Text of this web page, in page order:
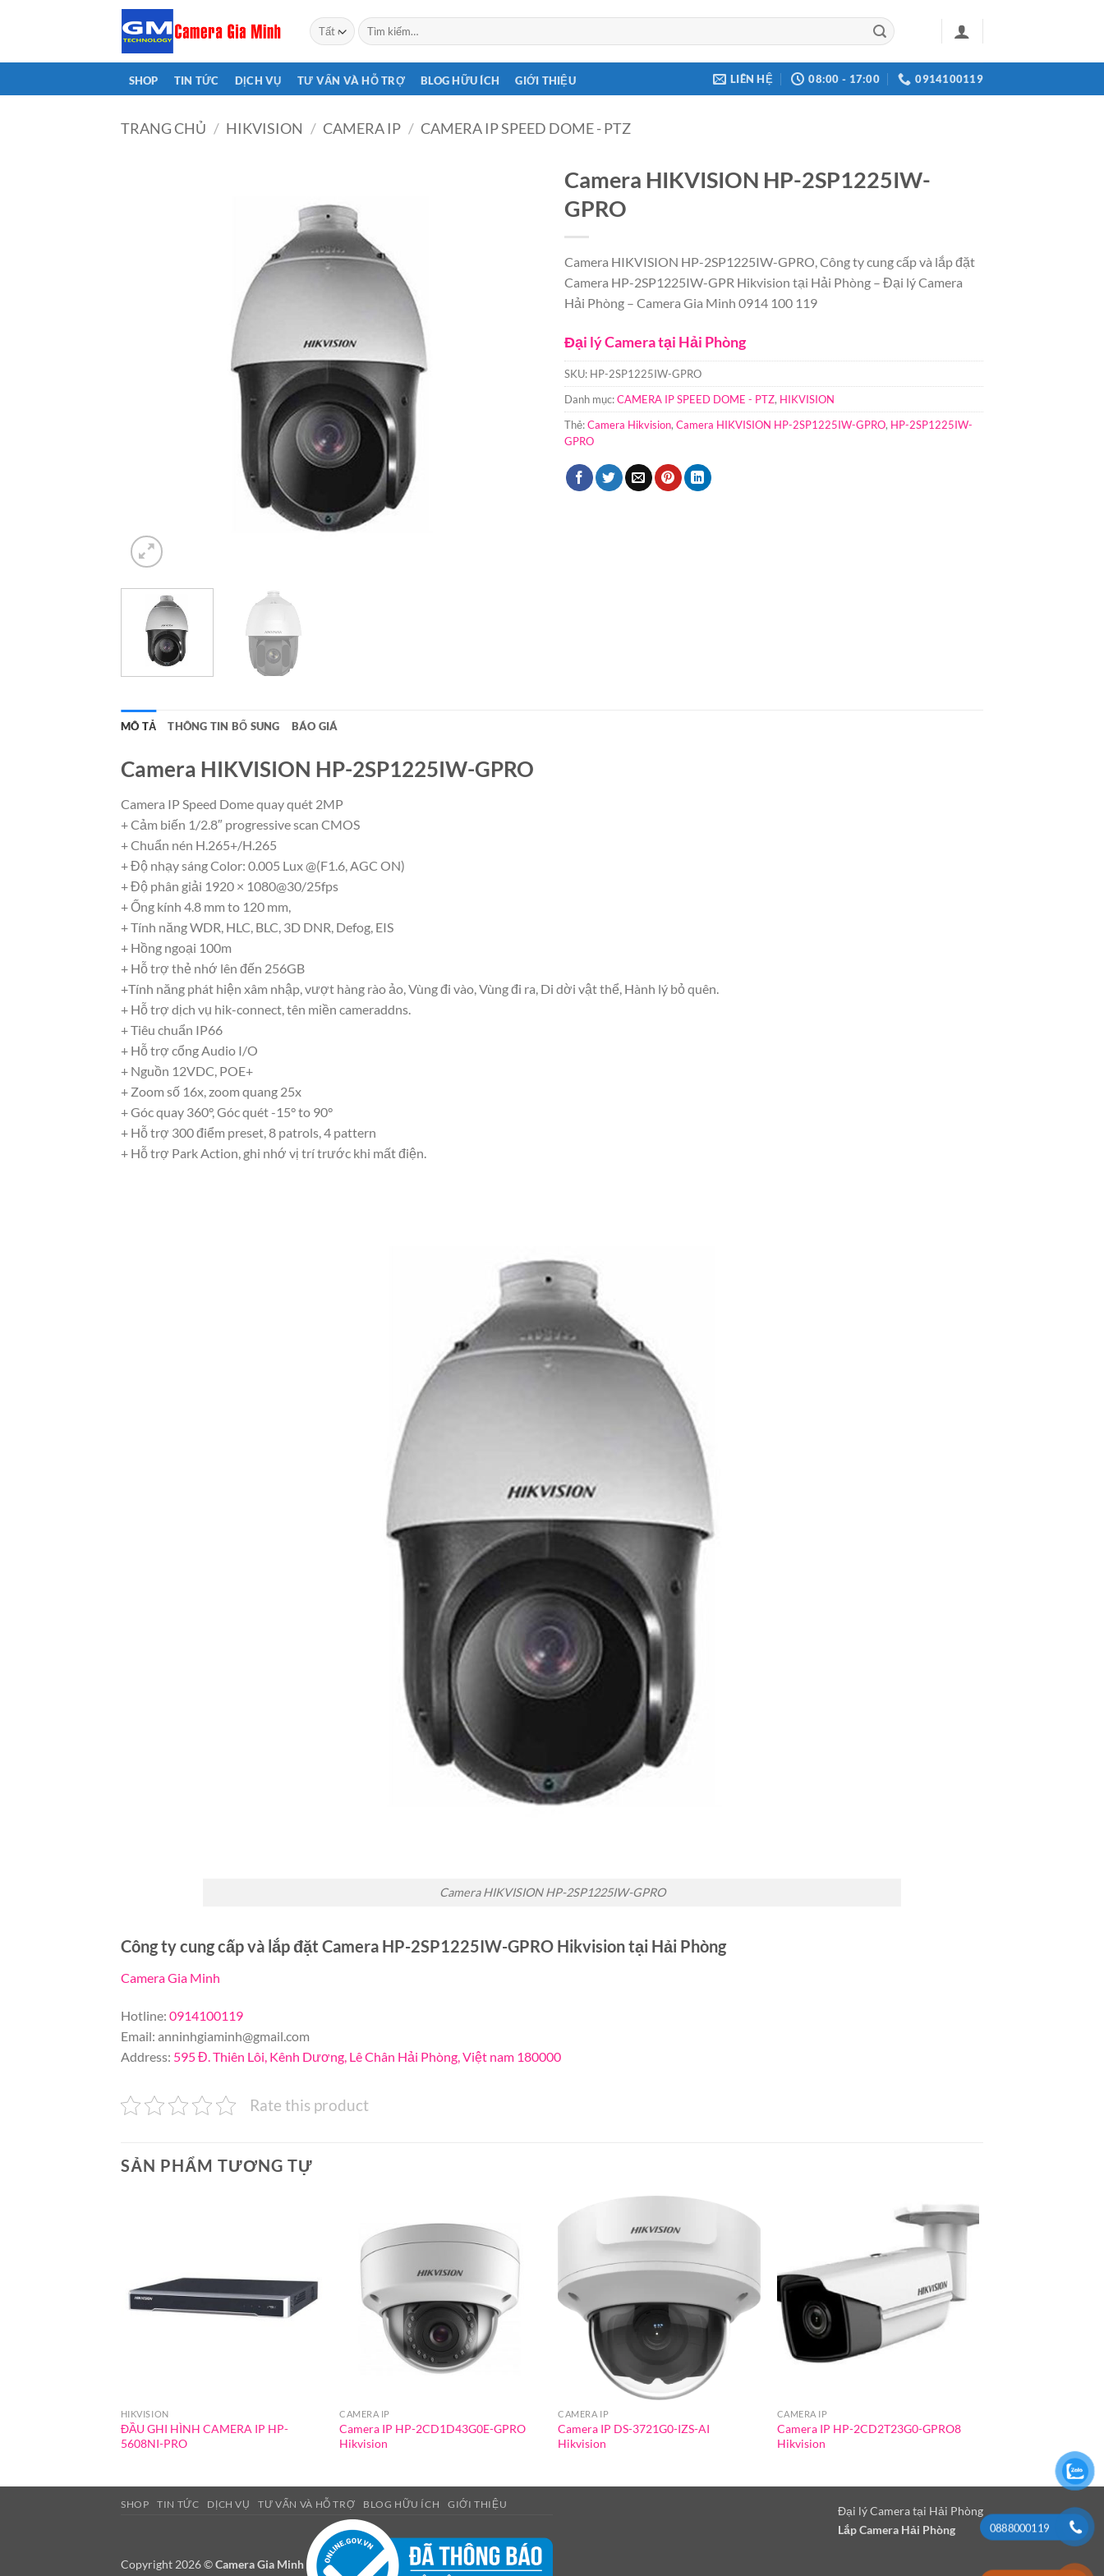
Tìm
kiếm:
SHOP TIN TỨC DỊCH VỤ TƯ VẤN VÀ HỖ TRỢ BLOG HỮU ÍCH GIỚI THIỆU LIÊN HỆ 08:00 - 17:00 0914100119
TRANG CHỦ / HIKVISION / CAMERA IP / CAMERA IP SPEED DOME - PTZ
Camera HIKVISION HP-2SP1225IW-
GPRO
Camera HIKVISION HP-2SP1225IW-GPRO, Công ty cung cấp và lắp đặt
Camera HP-2SP1225IW-GPR Hikvision tại Hải Phòng – Đại lý Camera
Hải Phòng – Camera Gia Minh 0914 100 119
Đại lý Camera tại Hải Phòng
SKU: HP-2SP1225IW-GPRO
Danh mục:CAMERA IP SPEED DOME - PTZ, HIKVISION
Thẻ:Camera Hikvision, Camera HIKVISION HP-2SP1225IW-GPRO, HP-2SP1225IW-
GPRO
MÔ TẢ THÔNG TIN BỔ SUNG BÁO GIÁ
Camera HIKVISION HP-2SP1225IW-GPRO
Camera IP Speed Dome quay quét 2MP
+ Cảm biến 1/2.8″ progressive scan CMOS
+ Chuẩn nén H.265+/H.265
+ Độ nhạy sáng Color: 0.005 Lux @(F1.6, AGC ON)
+ Độ phân giải 1920 × 1080@30/25fps
+ Ống kính 4.8 mm to 120 mm,
+ Tính năng WDR, HLC, BLC, 3D DNR, Defog, EIS
+ Hồng ngoại 100m
+ Hỗ trợ thẻ nhớ lên đến 256GB
+Tính năng phát hiện xâm nhập, vượt hàng rào ảo, Vùng đi vào, Vùng đi ra, Di dời vật thể, Hành lý bỏ quên.
+ Hỗ trợ dịch vụ hik-connect, tên miền cameraddns.
+ Tiêu chuẩn IP66
+ Hỗ trợ cổng Audio I/O
+ Nguồn 12VDC, POE+
+ Zoom số 16x, zoom quang 25x
+ Góc quay 360°, Góc quét -15° to 90°
+ Hỗ trợ 300 điểm preset, 8 patrols, 4 pattern
+ Hỗ trợ Park Action, ghi nhớ vị trí trước khi mất điện.
Camera HIKVISION HP-2SP1225IW-GPRO
Công ty cung cấp và lắp đặt Camera HP-2SP1225IW-GPRO Hikvision tại Hải Phòng
Camera Gia Minh
Hotline: 0914100119
Email: anninhgiaminh@gmail.com
Address: 595 Đ. Thiên Lôi, Kênh Dương, Lê Chân Hải Phòng, Việt nam 180000
Rate this product
SẢN PHẨM TƯƠNG TỰ
HIKVISION
ĐẦU GHI HÌNH CAMERA IP HP-
5608NI-PRO
CAMERA IP
Camera IP HP-2CD1D43G0E-GPRO
Hikvision
CAMERA IP
Camera IP DS-3721G0-IZS-AI
Hikvision
CAMERA IP
Camera IP HP-2CD2T23G0-GPRO8
Hikvision
Đại lý Camera tại Hải Phòng
Lắp Camera Hải Phòng
SHOP TIN TỨC DỊCH VỤ TƯ VẤN VÀ HỖ TRỢ BLOG HỮU ÍCH GIỚI THIỆU
Copyright 2026 ©Camera Gia Minh
0888000119